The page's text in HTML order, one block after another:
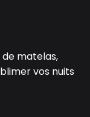
matelas,
vos nuits